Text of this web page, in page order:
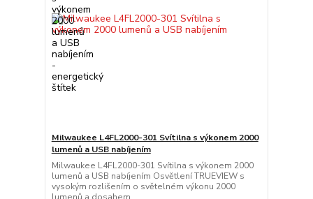
Milwaukee L4FL2000-301 Svítilna s výkonem 2000
lumenů a USB nabíjením
Milwaukee L4FL2000-301 Svítilna s výkonem 2000
lumenů a USB nabíjením Osvětlení TRUEVIEW s
vysokým rozlišením o světelném výkonu 2000